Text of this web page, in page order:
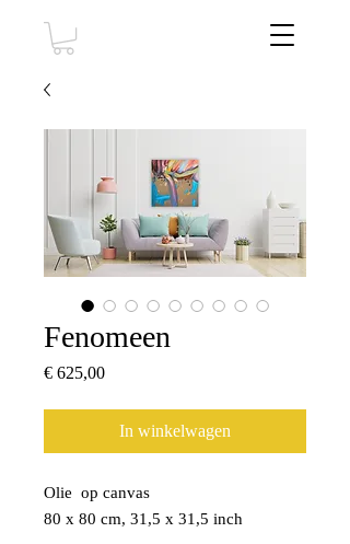
Fenomeen
€ 625,00Prijs
In winkelwagen
Olie op canvas
80 x 80 cm, 31,5 x 31,5 inch